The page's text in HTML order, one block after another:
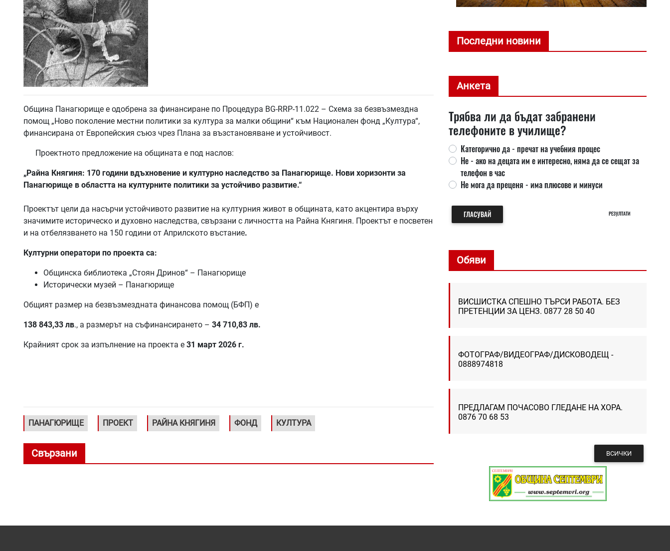
Община Панагюрище е одобрена за финансиране по Процедура BG-RRP-11.022 – Схема за безвъзмездна
помощ „Ново поколение местни политики за култура за малки общини“ към Национален фонд „Култура“,
финансирана от Европейския съюз чрез Плана за възстановяване и устойчивост.
Проектното предложение на общината е под наслов:
„Райна Княгиня: 170 години вдъхновение и културно наследство за Панагюрище. Нови хоризонти за
Панагюрище в областта на културните политики за устойчиво развитие.“
Проектът цели да насърчи устойчивото развитие на културния живот в общината, като акцентира върху
значимите историческо и духовно наследства, свързани с личността на Райна Княгиня. Проектът е посветен
и на отбелязването на 150 години от Априлското въстание.
Културни оператори по проекта са:
Общинска библиотека „Стоян Дринов“ – Панагюрище
Исторически музей – Панагюрище
Общият размер на безвъзмездната финансова помощ (БФП) е
138 843,33 лв., а размерът на съфинансирането – 34 710,83 лв.
Крайният срок за изпълнение на проекта е 31 март 2026 г.
ПАНАГЮРИЩЕ ПРОЕКТ РАЙНА КНЯГИНЯ ФОНД КУЛТУРА
Свързани
Последни новини
Анкета
Трябва ли да бъдат забранени
телефоните в училище?
Категорично да - пречат на учебния процес
Не - ако на децата им е интересно, няма да се сещат за
телефон в час
Не мога да преценя - има плюсове и минуси
ГЛАСУВАЙ РЕЗУЛТАТИ
Обяви
ВИСШИСТКА СПЕШНО ТЪРСИ РАБОТА. БЕЗ
ПРЕТЕНЦИИ ЗА ЦЕНЗ. 0877 28 50 40
ФОТОГРАФ/ВИДЕОГРАФ/ДИСКОВОДЕЩ -
0888974818
ПРЕДЛАГАМ ПОЧАСОВО ГЛЕДАНЕ НА ХОРА.
0876 70 68 53
ВСИЧКИ